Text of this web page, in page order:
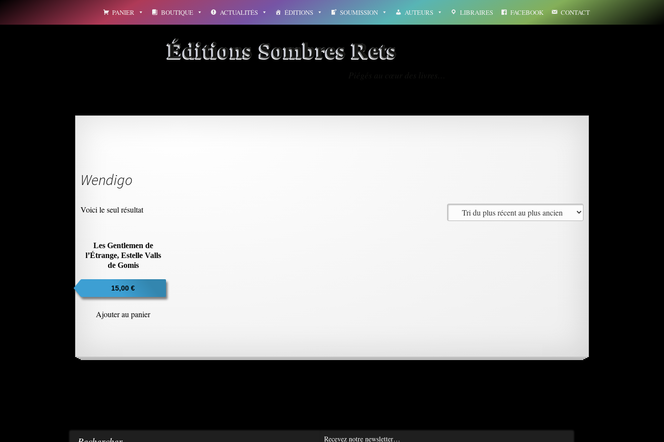
PANIER BOUTIQUE ACTUALITÉS ÉDITIONS SOUMISSION AUTEURS LIBRAIRES FACEBOOK CONTACT
Éditions Sombres Rets
Wendigo
Voici le seul résultat
Les Gentlemen de
l’Étrange, Estelle Valls
de Gomis
15,00€
Ajouter au panier
Recevez notre newsletter…